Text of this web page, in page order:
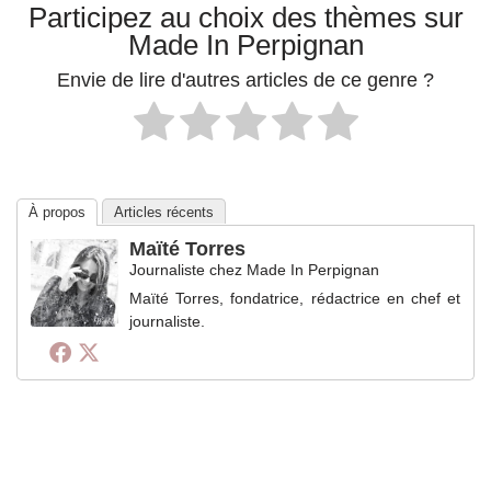
Participez au choix des thèmes sur
Made In Perpignan
Envie de lire d'autres articles de ce genre ?
À propos Articles récents
Maïté Torres
Journaliste chez Made In Perpignan
Maïté Torres, fondatrice, rédactrice en chef et
journaliste.